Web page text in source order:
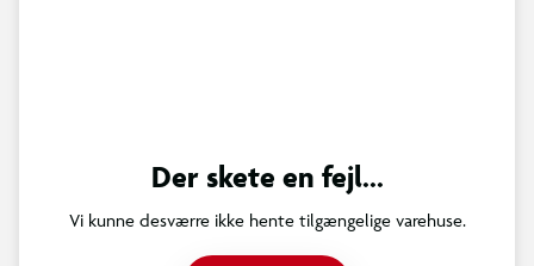
Der skete en fejl...
Vi kunne desværre ikke hente tilgængelige varehuse.